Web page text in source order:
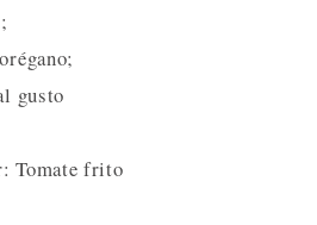
gusto
Tomate frito